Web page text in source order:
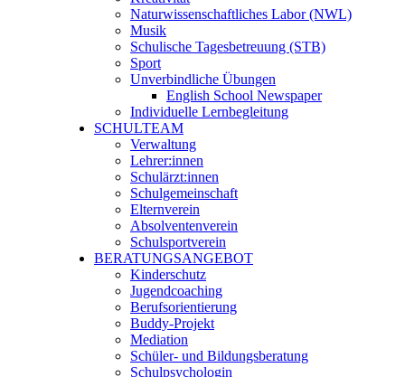
Naturwissenschaftliches Labor (NWL)
Musik
Schulische Tagesbetreuung (STB)
Sport
Unverbindliche Übungen
English School Newspaper
Individuelle Lernbegleitung
SCHULTEAM
Verwaltung
Lehrer:innen
Schulärzt:innen
Schulgemeinschaft
Elternverein
Absolventenverein
Schulsportverein
BERATUNGSANGEBOT
Kinderschutz
Jugendcoaching
Berufsorientierung
Buddy-Projekt
Mediation
Schüler- und Bildungsberatung
Schulpsychologin